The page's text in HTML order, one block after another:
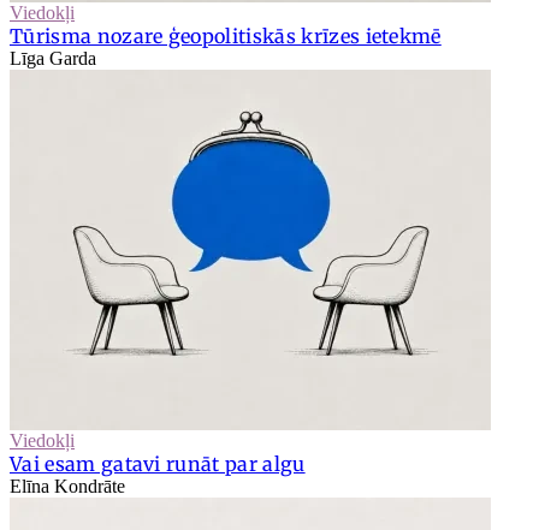
Viedokļi
Tūrisma nozare ģeopolitiskās krīzes ietekmē
Līga Garda
Viedokļi
Vai esam gatavi runāt par algu
Elīna Kondrāte